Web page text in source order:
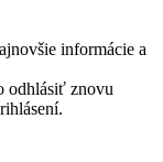
informácie a
odhlásiť znovu